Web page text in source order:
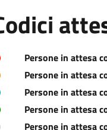
Persone in attesa
Persone in attesa
Persone in attesa
Persone in attesa
Persone in attesa